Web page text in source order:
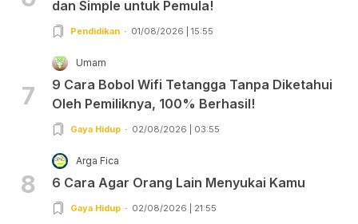
dan Simple untuk Pemula!
Pendidikan 01/08/2026 | 15:55
7
Umam
9 Cara Bobol Wifi Tetangga Tanpa Diketahui
Oleh Pemiliknya, 100% Berhasil!
Gaya Hidup 02/08/2026 | 03:55
8
Arga Fica
6 Cara Agar Orang Lain Menyukai Kamu
Gaya Hidup 02/08/2026 | 21:55